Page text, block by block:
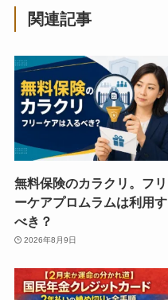
関連記事
無料保険のカラクリ。フリ
ーケアプロムラムは利用す
べき？
2026年8月9日